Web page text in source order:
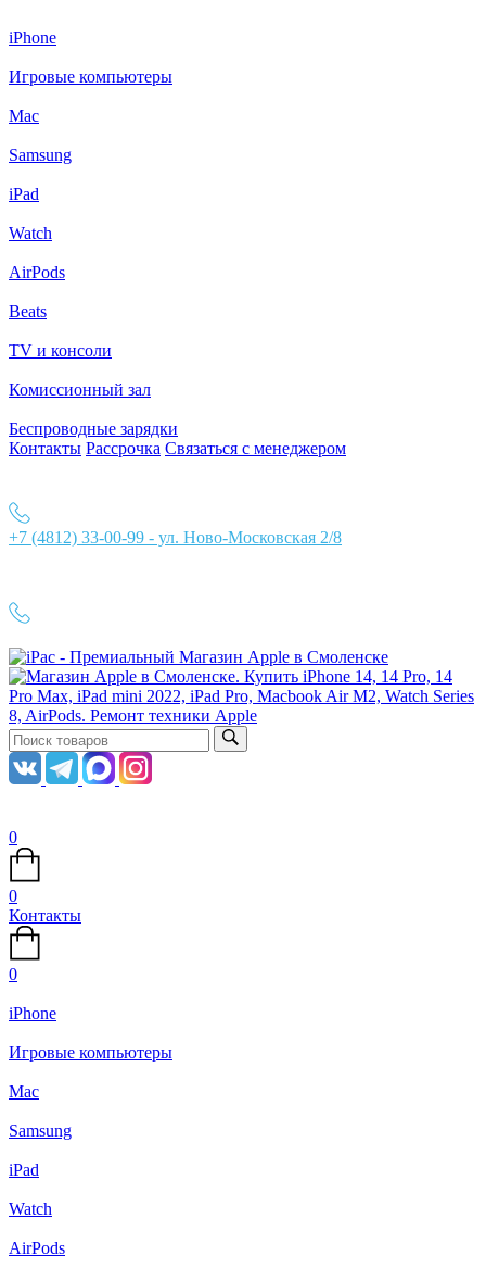
iPhone
Игровые компьютеры
Mac
Samsung
iPad
Watch
AirPods
Beats
TV и консоли
Комиссионный зал
Беспроводные зарядки
Контакты Рассрочка Связаться с менеджером
+7 (4812) 33-00-99 - ул. Ново-Московская 2/8
0
0
Контакты
0
iPhone
Игровые компьютеры
Mac
Samsung
iPad
Watch
AirPods